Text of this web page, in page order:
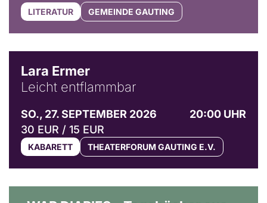
LITERATUR GEMEINDE GAUTING
Lara Ermer
Leicht entflammbar
SO., 27. SEPTEMBER 2026
20:00 UHR
30 EUR / 15 EUR
KABARETT THEATERFORUM GAUTING E.V.